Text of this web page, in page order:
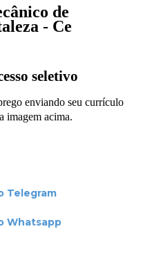
de
- Ce
seletivo
enviando seu currículo
imagem acima.
Telegram
Whatsapp